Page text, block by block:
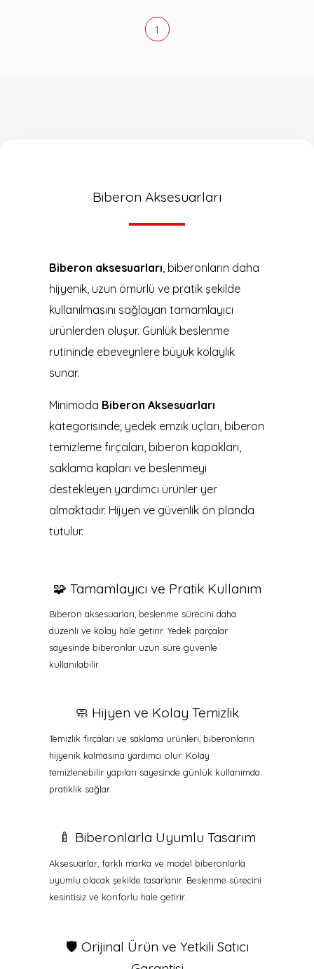
1
Biberon Aksesuarları
Biberon aksesuarları , biberonların daha
hijyenik, uzun ömürlü ve pratik şekilde
kullanılmasını sağlayan tamamlayıcı
ürünlerden oluşur. Günlük beslenme
rutininde ebeveynlere büyük kolaylık
sunar.
Minimoda Biberon Aksesuarları
kategorisinde; yedek emzik uçları, biberon
temizleme fırçaları, biberon kapakları,
saklama kapları ve beslenmeyi
destekleyen yardımcı ürünler yer
almaktadır. Hijyen ve güvenlik ön planda
tutulur.
🧩 Tamamlayıcı ve Pratik Kullanım
Biberon aksesuarları, beslenme sürecini daha
düzenli ve kolay hale getirir. Yedek parçalar
sayesinde biberonlar uzun süre güvenle
kullanılabilir.
🧼 Hijyen ve Kolay Temizlik
Temizlik fırçaları ve saklama ürünleri, biberonların
hijyenik kalmasına yardımcı olur. Kolay
temizlenebilir yapıları sayesinde günlük kullanımda
pratiklik sağlar.
🍼 Biberonlarla Uyumlu Tasarım
Aksesuarlar, farklı marka ve model biberonlarla
uyumlu olacak şekilde tasarlanır. Beslenme sürecini
kesintisiz ve konforlu hale getirir.
🛡️ Orijinal Ürün ve Yetkili Satıcı